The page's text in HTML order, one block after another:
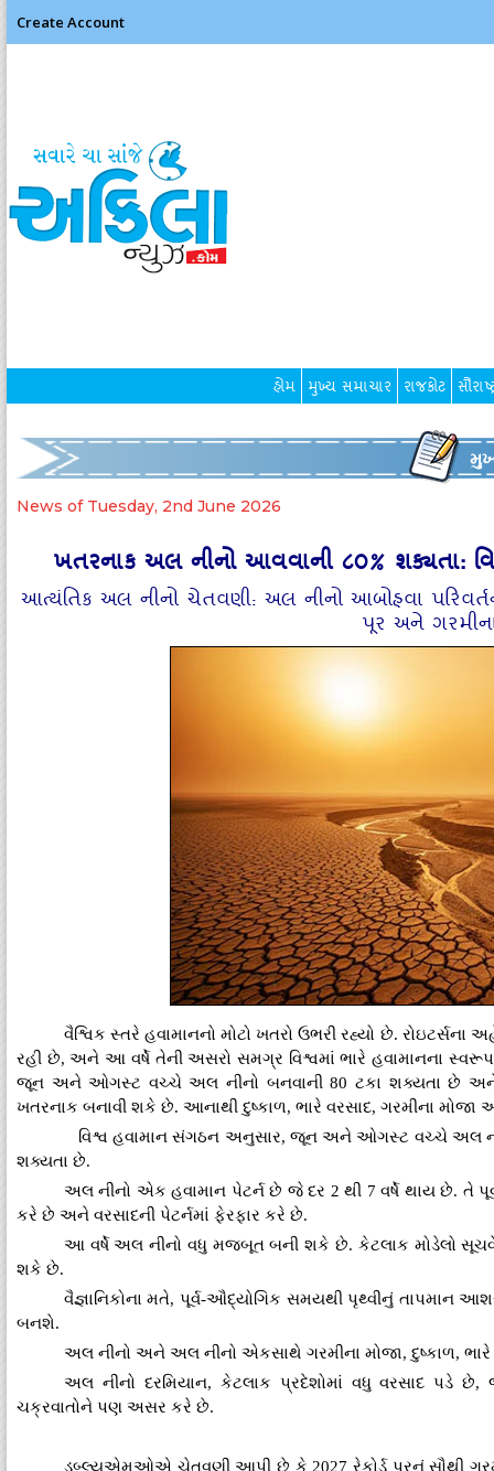
Create Account
હોમ મુખ્ય સમાચાર રાજકોટ
News of Tuesday, 2nd June 2026
ખતરનાક અલ નીનો આવવાની ૮૦% શક્યતા:
આત્યંતિક અલ નીનો ચેતવણી: અલ નીનો આબોહવા
પૂર અને
વૈશ્વિક સ્તરે હવામાનનો મોટો ખતરો ઉભરી રહ્યો છે.
રહી છે, અને આ વર્ષે તેની અસરો સમગ્ર વિશ્વમાં ભારે હવામાનના
જૂન અને ઓગસ્ટ વચ્ચે અલ નીનો બનવાની 80 ટકા શક્યતા છે અને
ખતરનાક બનાવી શકે છે. આનાથી દુષ્કાળ, ભારે વરસાદ, ગરમીના
વિશ્વ હવામાન સંગઠન અનુસાર, જૂન અને ઓગસ્ટ વચ્ચે અલ
શક્યતા છે.
અલ નીનો એક હવામાન પેટર્ન છે જે દર 2 થી 7 વર્ષે થાય છે. તે
કરે છે અને વરસાદની પેટર્નમાં ફેરફાર કરે છે.
આ વર્ષે અલ નીનો વધુ મજબૂત બની શકે છે. કેટલાક મોડેલો સૂચવે
શકે છે.
વૈજ્ઞાનિકોના મતે, પૂર્વ-ઔદ્યોગિક સમયથી પૃથ્વીનું તાપમાન
બનશે.
અલ નીનો અને અલ નીનો એકસાથે ગરમીના મોજા, દુષ્કાળ,
અલ નીનો દરમિયાન, કેટલાક પ્રદેશોમાં વધુ વરસાદ પડે
ચક્રવાતોને પણ અસર કરે છે.
ડબ્લ્યુએમઓએ ચેતવણી આપી છે કે 2027 રેકોર્ડ પરનું સૌથી ગરમ